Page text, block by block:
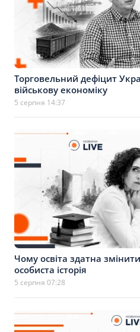
Торговельний дефіцит
військову економіку
5 серпня 14:37
Чому освіта здатна
особиста історія
5 серпня 07:28